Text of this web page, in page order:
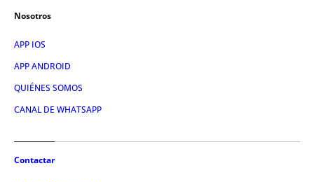
Nosotros
APP IOS
APP ANDROID
QUIÉNES SOMOS
CANAL DE WHATSAPP
Contactar